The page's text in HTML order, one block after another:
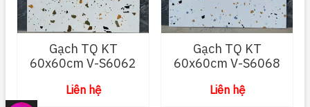
Gạch TQ KT
60x60cm V-S6062
Liên hệ
Gạch TQ KT
60x60cm V-S6068
Liên hệ